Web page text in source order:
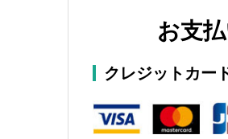
お支
クレジットカー